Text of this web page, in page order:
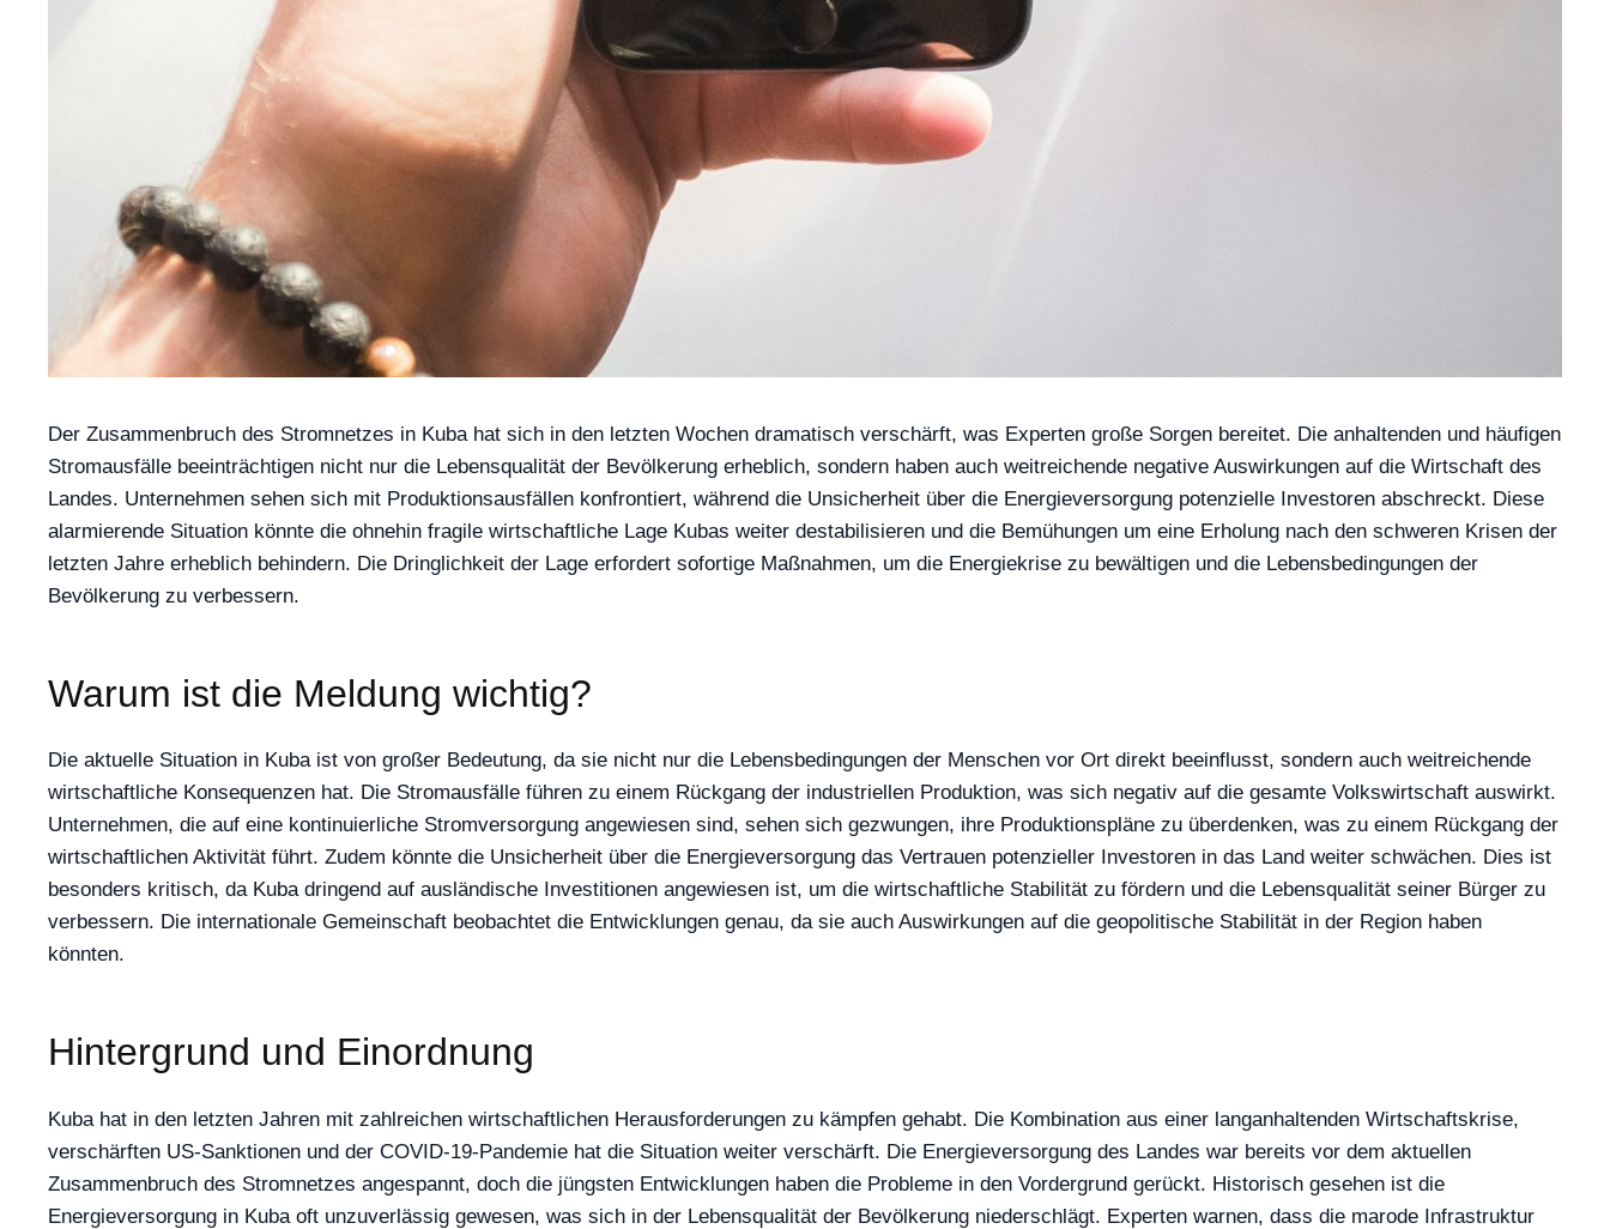
Der Zusammenbruch des Stromnetzes in Kuba hat sich in den letzten Wochen dramatisch verschärft, was Experten große Sorgen bereitet. Die anhaltenden und häufigen
Stromausfälle beeinträchtigen nicht nur die Lebensqualität der Bevölkerung erheblich, sondern haben auch weitreichende negative Auswirkungen auf die Wirtschaft des
Landes. Unternehmen sehen sich mit Produktionsausfällen konfrontiert, während die Unsicherheit über die Energieversorgung potenzielle Investoren abschreckt. Diese
alarmierende Situation könnte die ohnehin fragile wirtschaftliche Lage Kubas weiter destabilisieren und die Bemühungen um eine Erholung nach den schweren Krisen der
letzten Jahre erheblich behindern. Die Dringlichkeit der Lage erfordert sofortige Maßnahmen, um die Energiekrise zu bewältigen und die Lebensbedingungen der
Bevölkerung zu verbessern.
Warum ist die Meldung wichtig?
Die aktuelle Situation in Kuba ist von großer Bedeutung, da sie nicht nur die Lebensbedingungen der Menschen vor Ort direkt beeinflusst, sondern auch weitreichende
wirtschaftliche Konsequenzen hat. Die Stromausfälle führen zu einem Rückgang der industriellen Produktion, was sich negativ auf die gesamte Volkswirtschaft auswirkt.
Unternehmen, die auf eine kontinuierliche Stromversorgung angewiesen sind, sehen sich gezwungen, ihre Produktionspläne zu überdenken, was zu einem Rückgang der
wirtschaftlichen Aktivität führt. Zudem könnte die Unsicherheit über die Energieversorgung das Vertrauen potenzieller Investoren in das Land weiter schwächen. Dies ist
besonders kritisch, da Kuba dringend auf ausländische Investitionen angewiesen ist, um die wirtschaftliche Stabilität zu fördern und die Lebensqualität seiner Bürger zu
verbessern. Die internationale Gemeinschaft beobachtet die Entwicklungen genau, da sie auch Auswirkungen auf die geopolitische Stabilität in der Region haben
könnten.
Hintergrund und Einordnung
Kuba hat in den letzten Jahren mit zahlreichen wirtschaftlichen Herausforderungen zu kämpfen gehabt. Die Kombination aus einer langanhaltenden Wirtschaftskrise,
verschärften US-Sanktionen und der COVID-19-Pandemie hat die Situation weiter verschärft. Die Energieversorgung des Landes war bereits vor dem aktuellen
Zusammenbruch des Stromnetzes angespannt, doch die jüngsten Entwicklungen haben die Probleme in den Vordergrund gerückt. Historisch gesehen ist die
Energieversorgung in Kuba oft unzuverlässig gewesen, was sich in der Lebensqualität der Bevölkerung niederschlägt. Experten warnen, dass die marode Infrastruktur